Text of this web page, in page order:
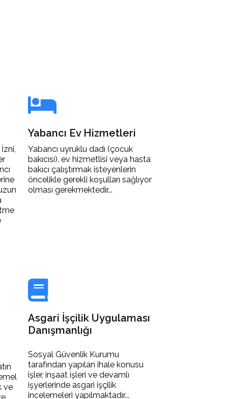
Yabancı Ev Hizmetleri
Yabancı uyruklu dadı (çocuk
bakıcısı), ev hizmetlisi veya hasta
bakıcı çalıştırmak isteyenlerin
öncelikle gerekli koşulları sağlıyor
olması gerekmektedir...
ve
Asgari İşçilik Uygulaması
Danışmanlığı
Sosyal Güvenlik Kurumu
tarafından yapılan ihale konusu
işler, inşaat işleri ve devamlı
işyerlerinde asgari işçilik
incelemeleri yapılmaktadır...